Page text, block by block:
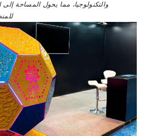
والتكنولوجيا، مما يحول المساحة